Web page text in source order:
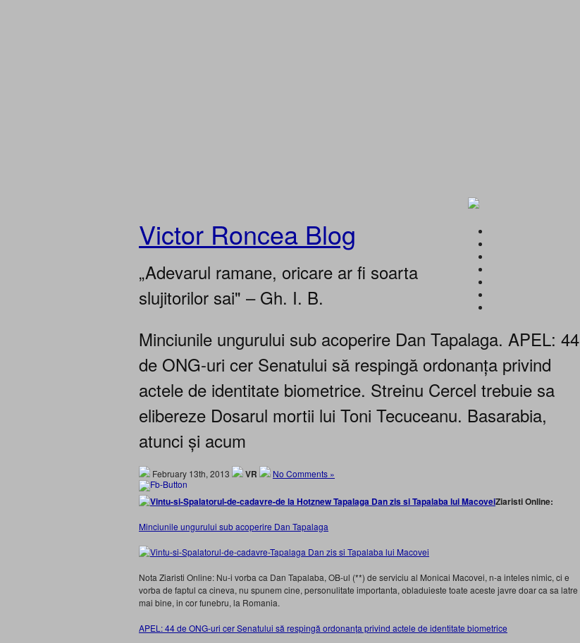
Victor Roncea Blog
„Adevarul ramane, oricare ar fi soarta
slujitorilor sai" – Gh. I. B.
Minciunile ungurului sub acoperire Dan Tapalaga. APEL: 44
de ONG-uri cer Senatului să respingă ordonanța privind
actele de identitate biometrice. Streinu Cercel trebuie sa
elibereze Dosarul mortii lui Toni Tecuceanu. Basarabia,
atunci și acum
February 13th, 2013 VR No Comments »
Ziaristi Online:
Minciunile ungurului sub acoperire Dan Tapalaga
Nota Ziaristi Online: Nu-i vorba ca Dan Tapalaba, OB-ul (**) de serviciu al Monicai Macovei, n-a inteles nimic, ci e
vorba de faptul ca cineva, nu spunem cine, personulitate importanta, obladuieste toate aceste javre doar ca sa latre
mai bine, in cor funebru, la Romania.
APEL: 44 de ONG-uri cer Senatului să respingă ordonanța privind actele de identitate biometrice